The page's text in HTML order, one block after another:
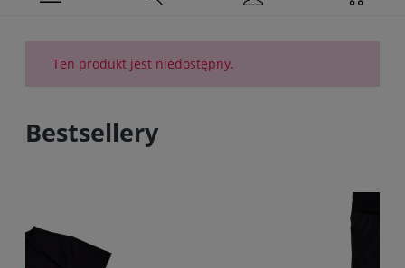
Ten produkt jest niedostępny.
Bestsellery